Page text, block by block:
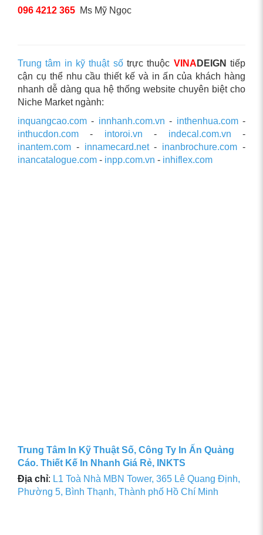
096 4212 365 Ms Mỹ Ngọc
Trung tâm in kỹ thuật sốtrực thuộc VINA DEIGN tiếp
cận cụ thể nhu cầu thiết kế và in ấn của khách hàng
nhanh dễ dàng qua hệ thống website chuyên biệt cho
Niche Market ngành:
inquangcao.com - innhanh.com.vn - inthenhua.com-
inthucdon.com - intoroi.vn - indecal.com.vn -
inantem.com - innamecard.net- inanbrochure.com -
inancatalogue.com - inpp.com.vn - inhiflex.com
Trung Tâm In Kỹ Thuật Số, Công Ty In Ấn Quảng
Cáo. Thiết Kế In Nhanh Giá Rẻ, INKTS
Địa chỉ: L1 Toà Nhà MBN Tower, 365 Lê Quang Định,
Phường 5, Bình Thạnh, Thành phố Hồ Chí Minh